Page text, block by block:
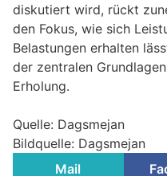
diskutiert wird, rückt
den Fokus, wie sich
Belastungen erhalten
der zentralen
Erholung.
Quelle: Dagsmejan
Bildquelle: Dagsmejan
Mail